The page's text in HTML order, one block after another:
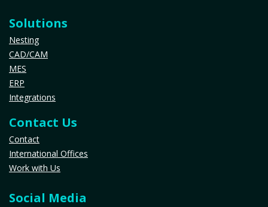
Solutions
Nesting
CAD/CAM
MES
ERP
Integrations
Contact Us
Contact
International Offices
Work with Us
Social Media